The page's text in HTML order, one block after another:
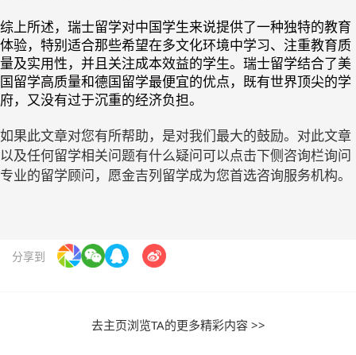
综上所述，瑞士留学对中国学生来说提供了一种独特的教育
体验，特别适合那些希望在多文化环境中学习、注重教育质
量及实用性，并且关注成本效益的学生。瑞士留学结合了美
国留学高质量和德国留学最便宜的优点，既有世界顶尖的学
府，又没有过于沉重的经济负担。
如果此文章对您有所帮助，是对我们最大的鼓励。对此文章
以及任何留学相关问题有什么疑问可以点击下侧咨询栏询问
专业的留学顾问，愿金吉列留学成为您首选咨询服务机构。
分享到
去主页浏览TA的更多精彩内容 >>